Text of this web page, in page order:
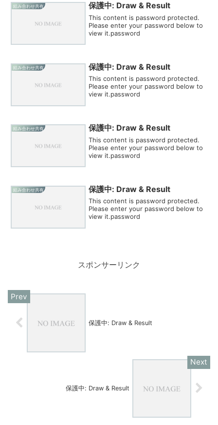
組み合わせ共有 保護中: Draw & Result
This content is password protected.
Please enter your password below to
view it.password
組み合わせ共有 保護中: Draw & Result
This content is password protected.
Please enter your password below to
view it.password
組み合わせ共有 保護中: Draw & Result
This content is password protected.
Please enter your password below to
view it.password
組み合わせ共有 保護中: Draw & Result
This content is password protected.
Please enter your password below to
view it.password
スポンサーリンク
保護中: Draw & Result
保護中: Draw & Result